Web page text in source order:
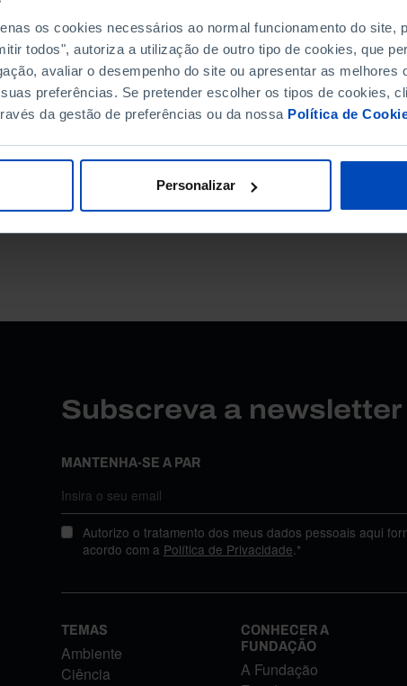
os cookies necessários ao normal funcionamento do site,
todos", autoriza a utilização de outro tipo de cookies, que
avaliar o desempenho do site ou apresentar as melhores
preferências. Se pretender escolher os tipos de cookies,
da gestão de preferências ou da nossa Política de
Personalizar
DATA DE FIM
Subscreva a
MANTENHA-SE A PAR
Autorizo o tratamento dos meus dados pessoais aqui
acordo com a Política de Privacidade.*
TEMAS
Ambiente
Ciência
CONHECER A
FUNDAÇÃO
A Fundação